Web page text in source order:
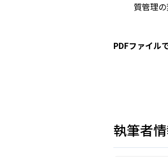
質管理
PDFファイル
執筆者